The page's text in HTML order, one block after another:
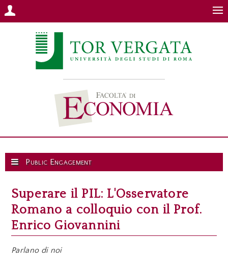
Superare il PIL: L'Osservatore
Romano a colloquio con il Prof.
Enrico Giovannini
Parlano di noi
Public Engagement